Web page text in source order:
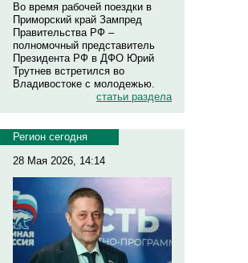
Во время рабочей поездки в
Приморский край Зампред
Правительства РФ –
полномочный представитель
Президента РФ в ДФО Юрий
Трутнев встретился во
Владивостоке с молодежью.
статьи раздела
Регион сегодня
28 Мая 2026, 14:14